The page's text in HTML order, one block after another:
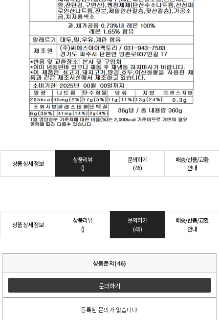
상품 상세 정보
상품리뷰
()
문의하기
(46)
배송/반품/교환
안내
상품 상세 정보
상품리뷰
()
문의하기
(46)
배송/반품/교환
안내
상품문의(46)
문의하기
등록된 문의가 없습니다.